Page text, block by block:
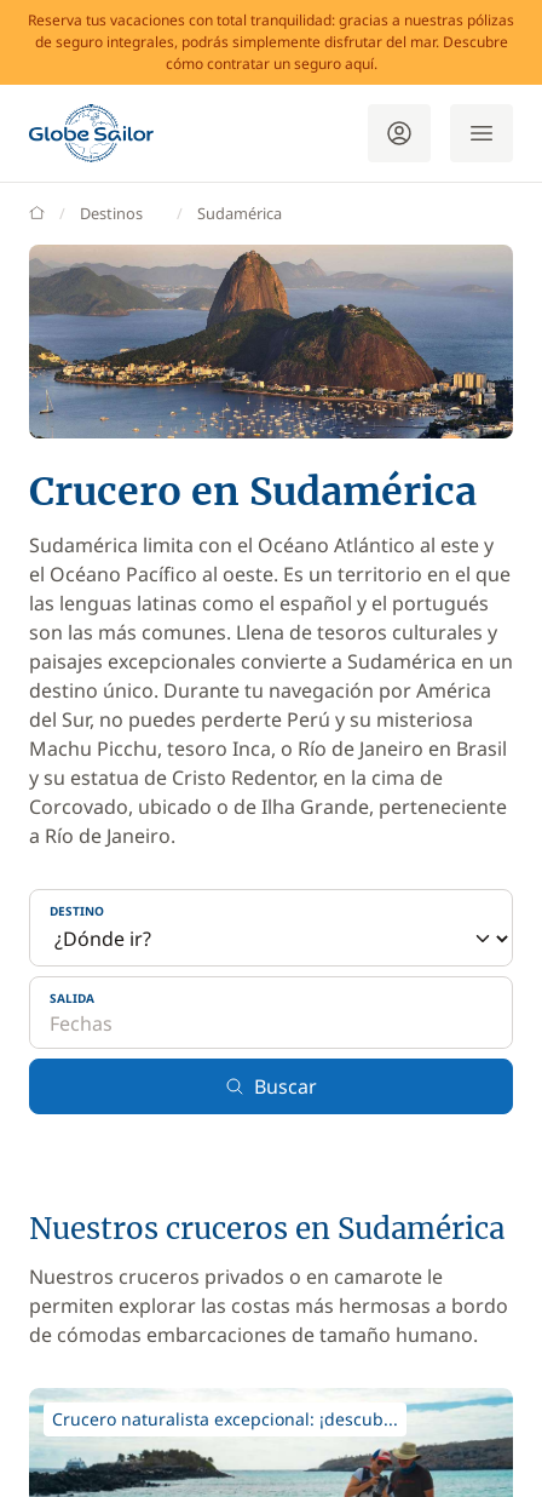
Reserva tus vacaciones con total tranquilidad: gracias a nuestras pólizas
de seguro integrales, podrás simplemente disfrutar del mar. Descubre
cómo contratar un seguro aquí.
GlobeSailor
Destinos Sudamérica
Crucero en Sudamérica
Sudamérica limita con el Océano Atlántico al este y
el Océano Pacífico al oeste. Es un territorio en el que
las lenguas latinas como el español y el portugués
son las más comunes. Llena de tesoros culturales y
paisajes excepcionales convierte a Sudamérica en un
destino único. Durante tu navegación por América
del Sur, no puedes perderte Perú y su misteriosa
Machu Picchu, tesoro Inca, o Río de Janeiro en Brasil
y su estatua de Cristo Redentor, en la cima de
Corcovado, ubicado o de Ilha Grande, perteneciente
a Río de Janeiro.
DESTINO
SALIDA
Buscar
Nuestros cruceros en Sudamérica
Nuestros cruceros privados o en camarote le
permiten explorar las costas más hermosas a bordo
de cómodas embarcaciones de tamaño humano.
Crucero naturalista excepcional: ¡descub...